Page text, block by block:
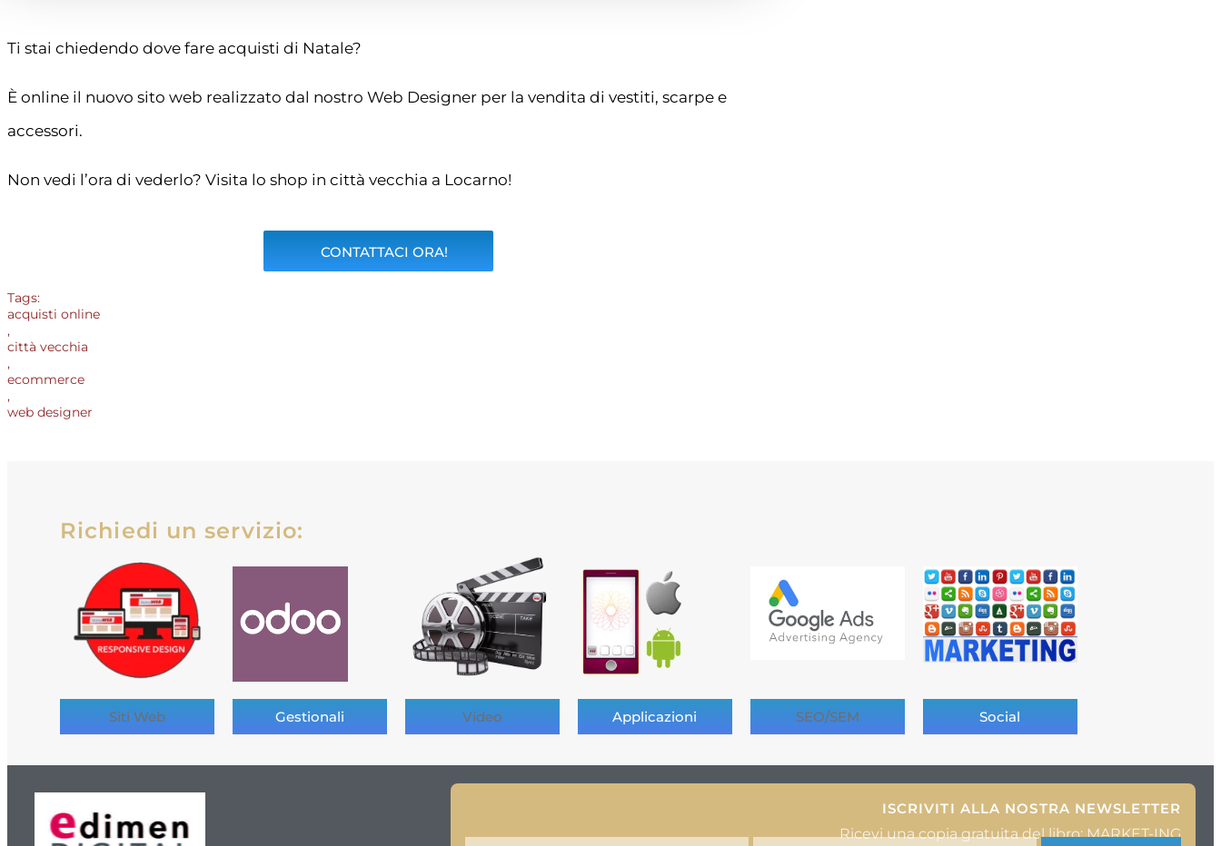
Ti stai chiedendo dove fare acquisti di Natale?
È online il nuovo sito web realizzato dal nostro Web Designer per la vendita di vestiti, scarpe e
accessori.
Non vedi l’ora di vederlo? Visita lo shop in città vecchia a Locarno!
CONTATTACI ORA!
Tags:
acquisti online
,
città vecchia
,
ecommerce
,
web designer
Richiedi un servizio:
Siti Web Gestionali Video Applicazioni SEO/SEM Social
ISCRIVITI ALLA NOSTRA NEWSLETTER
Ricevi una copia gratuita del libro: MARKET-ING